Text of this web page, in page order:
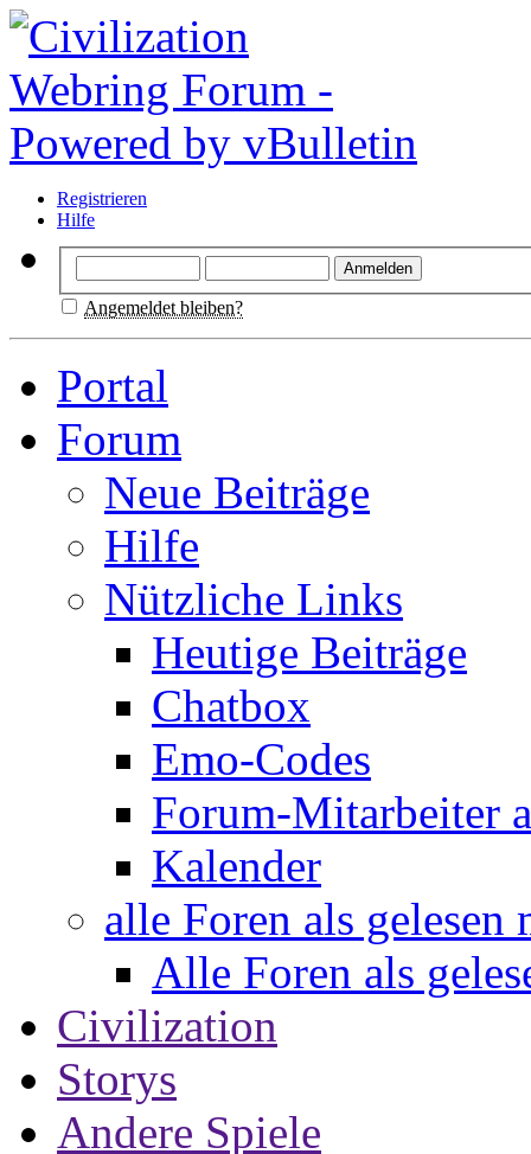
Registrieren
Hilfe
Angemeldet bleiben?
Portal
Forum
Neue Beiträge
Hilfe
Nützliche Links
Heutige Beiträge
Chatbox
Emo-Codes
Forum-Mitarbeiter
Kalender
alle Foren als gelesen
Alle Foren als
Civilization
Storys
Andere Spiele